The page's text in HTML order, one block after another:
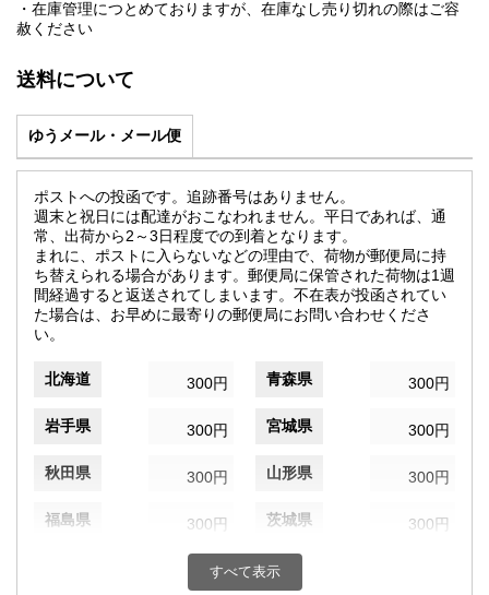
・在庫管理につとめておりますが、在庫なし売り切れの際はご容
赦ください
送料について
ゆうメール・メール便
ポストへの投函です。追跡番号はありません。
週末と祝日には配達がおこなわれません。平日であれば、通
常、出荷から2～3日程度での到着となります。
まれに、ポストに入らないなどの理由で、荷物が郵便局に持
ち替えられる場合があります。郵便局に保管された荷物は1週
間経過すると返送されてしまいます。不在表が投函されてい
た場合は、お早めに最寄りの郵便局にお問い合わせくださ
い。
北海道 300円 青森県 300円
岩手県 300円 宮城県 300円
秋田県 300円 山形県 300円
福島県 300円 茨城県 300円
300円 群馬県
すべて表示